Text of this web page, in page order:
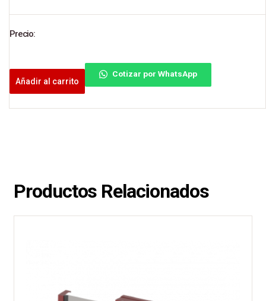
Precio:
Añadir al carrito
Cotizar por WhatsApp
Productos Relacionados